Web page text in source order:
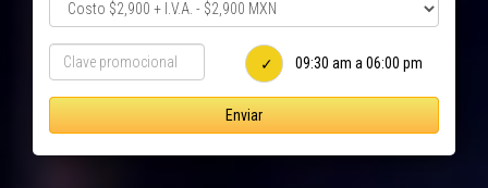
09:30 am a 06:00 pm
Enviar